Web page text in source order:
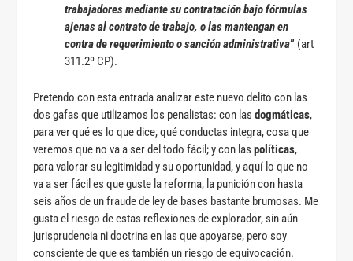
trabajadores mediante su contratación bajo fórmulas
ajenas al contrato de trabajo, o las mantengan en
contra de requerimiento o sanción administrativa” (art
311.2º CP).
Pretendo con esta entrada analizar este nuevo delito con las
dos gafas que utilizamos los penalistas: con lasdogmáticas,
para ver qué es lo que dice, qué conductas integra, cosa que
veremos que no va a ser del todo fácil; y con laspolíticas,
para valorar su legitimidad y su oportunidad, y aquí lo que no
va a ser fácil es que guste la reforma, la punición con hasta
seis años de un fraude de ley de bases bastante brumosas. Me
gusta el riesgo de estas reflexiones de explorador, sin aún
jurisprudencia ni doctrina en las que apoyarse, pero soy
consciente de que es también un riesgo de equivocación.